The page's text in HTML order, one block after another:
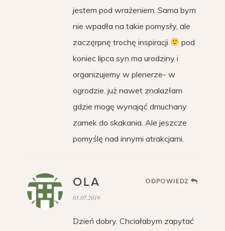
jestem pod wrażeniem. Sama bym
nie wpadła na takie pomysły, ale
zaczęrpnę trochę inspiracji
pod
koniec lipca syn ma urodziny i
organizujemy w plenerze- w
ogrodzie. już nawet znalazłam
gdzie mogę wynająć dmuchany
zamek do skakania. Ale jeszcze
pomyślę nad innymi atrakcjami.
OLA ODPOWIEDZ
03.07.2019
Dzień dobry. Chciałabym zapytać